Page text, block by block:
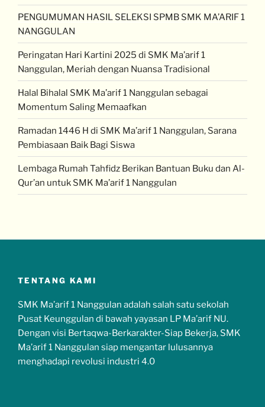
PENGUMUMAN HASIL SELEKSI SPMB SMK MA’ARIF 1
NANGGULAN
Peringatan Hari Kartini 2025 di SMK Ma’arif 1
Nanggulan, Meriah dengan Nuansa Tradisional
Halal Bihalal SMK Ma’arif 1 Nanggulan sebagai
Momentum Saling Memaafkan
Ramadan 1446 H di SMK Ma’arif 1 Nanggulan, Sarana
Pembiasaan Baik Bagi Siswa
Lembaga Rumah Tahfidz Berikan Bantuan Buku dan Al-
Qur’an untuk SMK Ma’arif 1 Nanggulan
TENTANG KAMI
SMK Ma’arif 1 Nanggulan adalah salah satu sekolah
Pusat Keunggulan di bawah yayasan LP Ma’arif NU.
Dengan visi Bertaqwa-Berkarakter-Siap Bekerja, SMK
Ma’arif 1 Nanggulan siap mengantar lulusannya
menghadapi revolusi industri 4.0